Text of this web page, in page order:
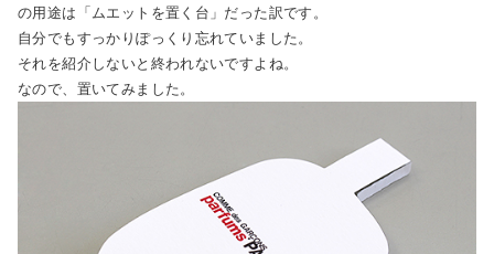
の用途は「ムエットを置く台」だった訳です。
自分でもすっかりぽっくり忘れていました。
それを紹介しないと終われないですよね。
なので、置いてみました。